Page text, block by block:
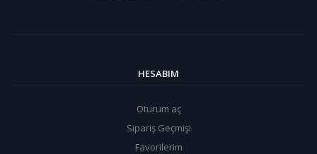
HESABIM
Oturum aç
Sipariş Geçmişi
Favorilerim